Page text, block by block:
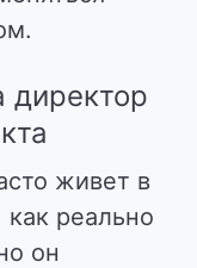
директор
живет в
реально
он